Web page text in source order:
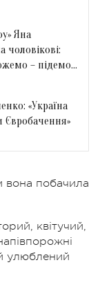
Яна
чоловікові:
– підемо
«Україна
Євробачення»
вона побачила
квітучий,
улюблений